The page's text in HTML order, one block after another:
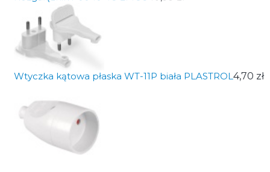
Wtyczka kątowa płaska WT-11P biała PLASTROL4,70 zł